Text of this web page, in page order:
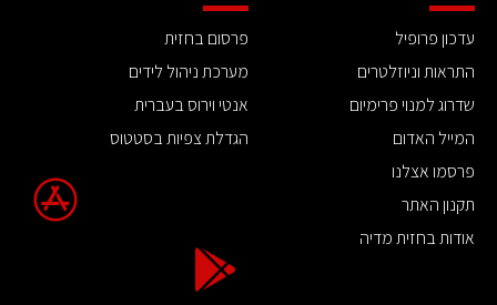
עדכון פרופיל
התראות וניוזלטרים
שדרוג למנוי פרימיום
המייל האדום
פרסמו אצלנו
תקנון האתר
אודות בחזית מדיה
פרסום בחזית
מערכת ניהול לידים
אנטי וירוס בעברית
הגדלת צפיות בסטטוס